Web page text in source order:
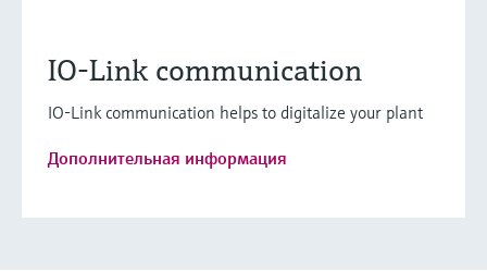
IO-Link communication
IO-Link communication helps to digitalize your plant
Дополнительная информация